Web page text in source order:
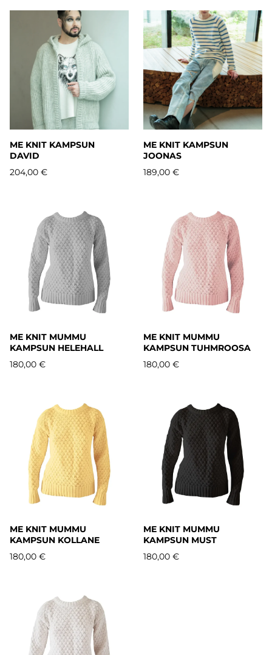
ME KNIT KAMPSUN
DAVID
204,00 €
ME KNIT KAMPSUN
JOONAS
189,00 €
ME KNIT MUMMU
KAMPSUN HELEHALL
180,00 €
ME KNIT MUMMU
KAMPSUN TUHMROOSA
180,00 €
ME KNIT MUMMU
KAMPSUN KOLLANE
180,00 €
ME KNIT MUMMU
KAMPSUN MUST
180,00 €